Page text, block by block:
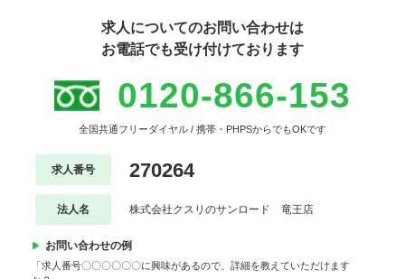
求人についてのお問い合わせは
お電話でも受け付けております
0120-866-153
全国共通フリーダイヤル / 携帯・PHPSからでもOKです
求人番号 270264
法人名 株式会社クスリのサンロード 竜王店
お問い合わせの例
「求人番号〇〇〇〇〇〇に興味があるので、詳細を教えていただけます